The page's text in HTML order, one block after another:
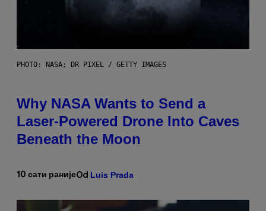
PHOTO: NASA; DR PIXEL / GETTY IMAGES
Why NASA Wants to Send a
Laser-Powered Drone Into Caves
Beneath the Moon
10 сати ранијеOd Luis Prada